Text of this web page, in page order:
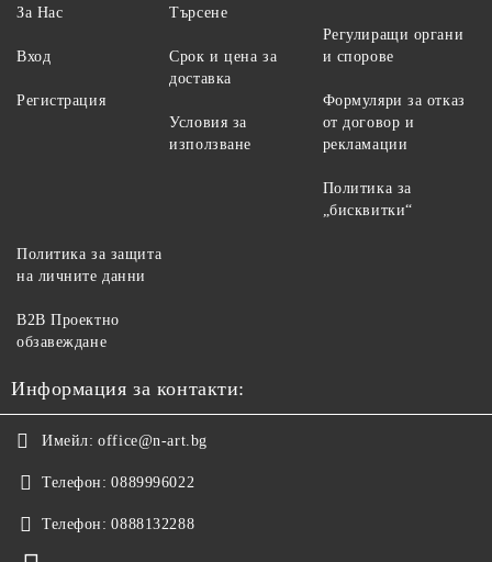
За Нас
Вход
Регистрация
Търсене
Срок и цена за
доставка
Условия за
използване
Регулиращи органи
и спорове
Формуляри за отказ
от договор и
рекламации
Политика за
„бисквитки“
Политика за защита
на личните данни
B2B Проектно
обзавеждане
Информация за контакти:
Имейл: office@n-art.bg
Телефон: 0889996022
Телефон: 0888132288